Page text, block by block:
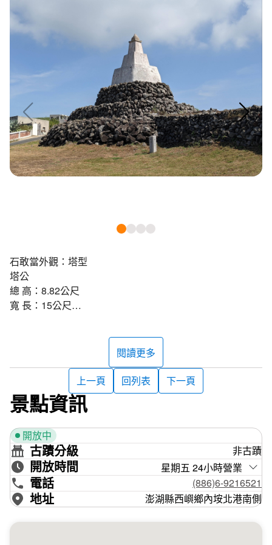
臉書粉絲團
首長信箱 English
Tiếng Việt
ไทย Bahasa indonesia
石敢當外觀：塔型
塔公
總 高：8.82公尺
寬 長：15公尺
圓 周 長：11.6公尺
構建形式：圓錐形 塔頂飾物：陶甕
境的迫害。先民傳說因北港海中有暗礁，俗稱「海賴礁」與
礁北的「鱟仔尾」猶如箭矢直射內垵聚落，造成村內居民時
常遭受災難。故而建造塔公塔婆，並建造城牆相連擋煞，當
時相連的城牆與塔婆幾乎一樣高。村落名門望族呂氏有孕在
身，便說：「如產下男嬰就將其命名為塔，以茲紀念。」結
果如其所願產下男嬰，故以「塔」為名，一直流傳至今。
資料來源：內垵村地方耆老口述、部分摘自《澎湖的辟邪祈
閱讀更多
上一頁
回列表 下一頁
景點資訊
開放中
古蹟分級 非古蹟
開放時間 星期五 24小時營業
電話 (886)6-9216521
地址 澎湖縣西嶼鄉內垵北港南側